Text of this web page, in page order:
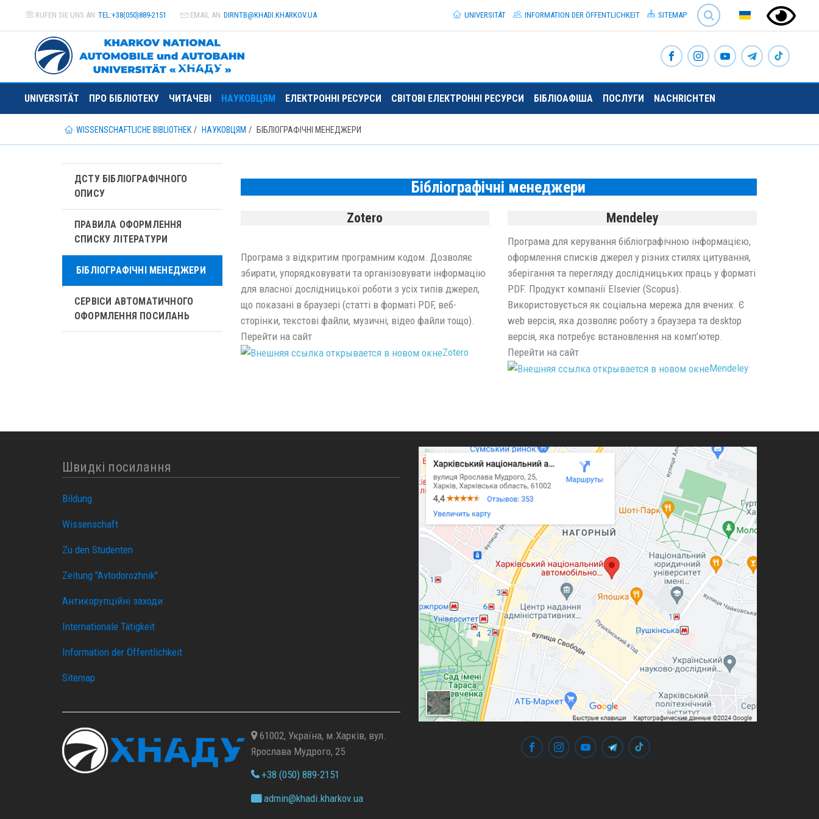
RUFEN SIE UNS AN TEL:+38(050)889-2151 EMAIL AN DIRNTB@KHADI.KHARKOV.UA
SEARCH
UNIVERSITÄT
INFORMATION DER ÖFFENTLICHKEIT SITEMAP
UNIVERSITÄT ПРО БІБЛІОТЕКУ ЧИТАЧЕВІ НАУКОВЦЯМ ЕЛЕКТРОННІ РЕСУРСИ СВІТОВІ ЕЛЕКТРОННІ РЕСУРСИ БІБЛІОАФІША ПОСЛУГИ NACHRICHTEN
WISSENSCHAFTLICHE BIBLIOTHEK НАУКОВЦЯМ БІБЛІОГРАФІЧНІ МЕНЕДЖЕРИ
Бібліографічні менеджери
Zotero
Програма з відкритим програмним кодом. Дозволяє
збирати, упорядковувати та організовувати інформацію
для власної дослідницької роботи з усіх типів джерел,
що показані в браузері (статті в форматі PDF, веб-
сторінки, текстові файли, музичні, відео файли тощо).
Перейти на сайт
Zotero
Mendeley
Програма для керування бібліографічною інформацією,
оформлення списків джерел у різних стилях цитування,
зберігання та перегляду дослідницьких праць у форматі
PDF. Продукт компанії Elsevier (Scopus).
Використовується як соціальна мережа для вчених. Є
web версія, яка дозволяє роботу з браузера та desktop
версія, яка потребує встановлення на комп’ютер.
Перейти на сайт
Mendeley
ДСТУ БІБЛІОГРАФІЧНОГО
ОПИСУ
ПРАВИЛА ОФОРМЛЕННЯ
СПИСКУ ЛІТЕРАТУРИ
БІБЛІОГРАФІЧНІ МЕНЕДЖЕРИ
СЕРВІСИ АВТОМАТИЧНОГО
ОФОРМЛЕННЯ ПОСИЛАНЬ
Швидкі посилання
Bildung
Wissenschaft
Zu den Studenten
Zeitung "Avtodorozhnik"
Антикорупційні заходи
Internationale Tätigkeit
Information der Öffentlichkeit
Sitemap
61002, Україна, м.Харків, вул.
Ярослава Мудрого, 25
+38 (050) 889-2151
admin@khadi.kharkov.ua